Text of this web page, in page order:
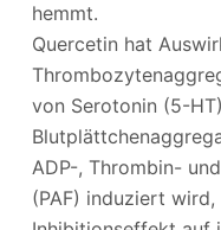
hemmt.
Quercetin hat
von Serotonin (5-
ADP-, Thrombin-
(PAF) induziert